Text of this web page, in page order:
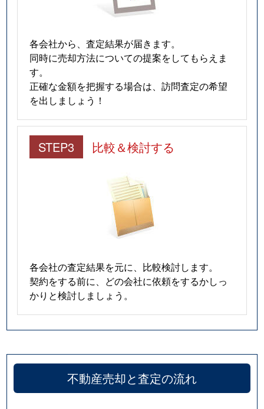
各会社から、査定結果が届きます。
同時に売却方法についての提案をしてもらえま
す。
正確な金額を把握する場合は、訪問査定の希望
を出しましょう！
STEP3 比較＆検討する
各会社の査定結果を元に、比較検討します。
契約をする前に、どの会社に依頼をするかしっ
かりと検討しましょう。
不動産売却と査定の流れ